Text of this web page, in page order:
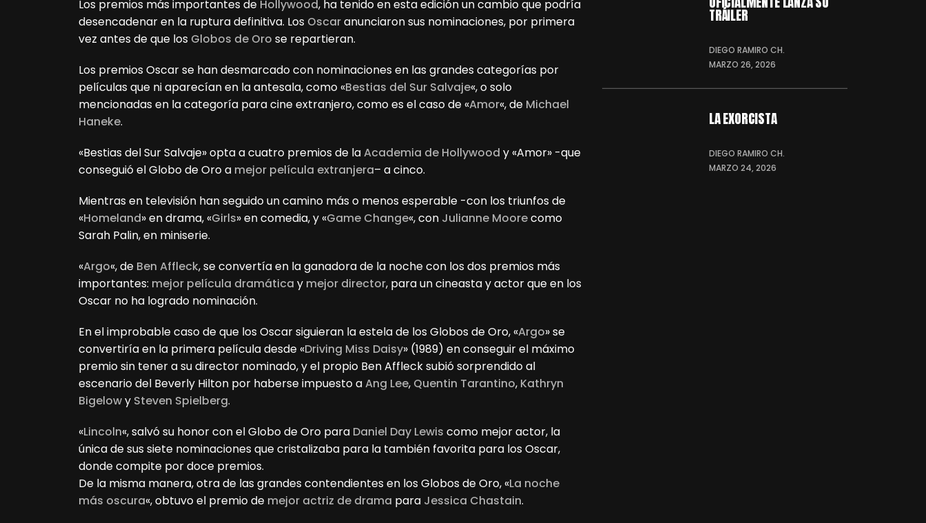
Los premios más importantes de Hollywood, ha tenido en esta edición un cambio que podría
desencadenar en la ruptura definitiva. Los Oscaranunciaron sus nominaciones, por primera
vez antes de que los Globos de Oro se repartieran.
Los premios Oscar se han desmarcado con nominaciones en las grandes categorías por
películas que ni aparecían en la antesala, como «Bestias del Sur Salvaje«, o solo
mencionadas en la categoría para cine extranjero, como es el caso de «Amor«, de Michael
Haneke.
«Bestias del Sur Salvaje» opta a cuatro premios de laAcademia de Hollywood y «Amor» -que
conseguió el Globo de Oro a mejor película extranjera– a cinco.
Mientras en televisión han seguido un camino más o menos esperable -con los triunfos de
«Homeland» en drama, «Girls» en comedia, y «Game Change«, con Julianne Moorecomo
Sarah Palin, en miniserie.
«Argo«, de Ben Affleck, se convertía en la ganadora de la noche con los dos premios más
importantes: mejor película dramática y mejor director, para un cineasta y actor que en los
Oscar no ha logrado nominación.
En el improbable caso de que los Oscar siguieran la estela de los Globos de Oro, «Argo» se
convertiría en la primera película desde «Driving Miss Daisy» (1989) en conseguir el máximo
premio sin tener a su director nominado, y el propio Ben Affleck subió sorprendido al
escenario del Beverly Hilton por haberse impuesto aAng Lee, Quentin Tarantino, Kathryn
Bigelowy Steven Spielberg.
«Lincoln«, salvó su honor con el Globo de Oro para Daniel Day Lewis como mejor actor, la
única de sus siete nominaciones que cristalizaba para la también favorita para los Oscar,
donde compite por doce premios.
De la misma manera, otra de las grandes contendientes en los Globos de Oro, «La noche
más oscura«, obtuvo el premio de mejor actriz de drama para Jessica Chastain.
TRÁILER
DIEGO RAMIRO CH.
MARZO 26, 2026
LA EXORCISTA
DIEGO RAMIRO CH.
MARZO 24, 2026